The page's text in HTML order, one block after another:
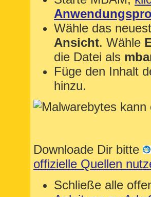
Wähle das
Ansicht. Wähle
die Datei als
Füge den Inhalt
hinzu.
Downloade Dir bitte
offizielle Quellen
Schließe alle